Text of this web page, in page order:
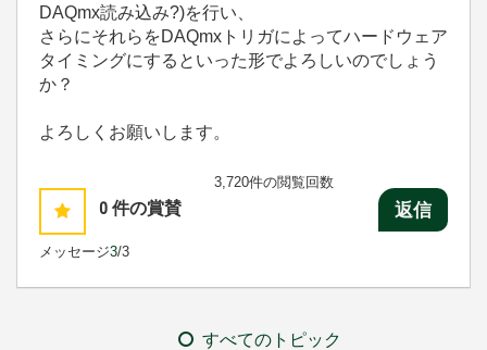
DAQmx読み込み?)を行い、
さらにそれらをDAQmxトリガによってハードウェア
タイミングにするといった形でよろしいのでしょう
か？
よろしくお願いします。
0 件の賞賛
メッセージ3/3
3,720件の閲覧回数
返信
すべてのトピック